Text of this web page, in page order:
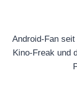
Android-Fan
Kino-Freak und